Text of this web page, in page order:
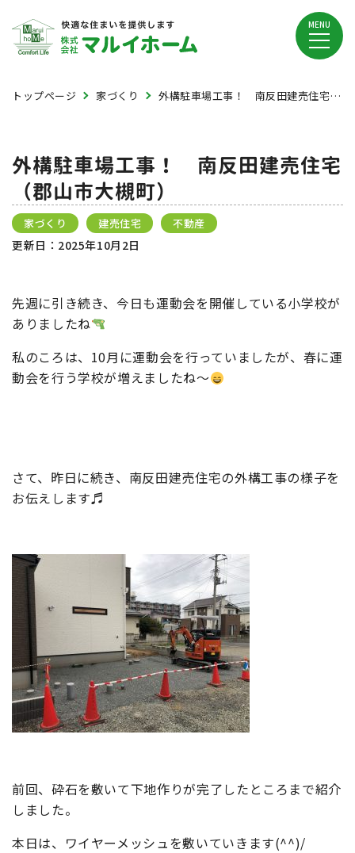
MENU
トップページ 家づくり 外構駐車場工事！ 南反田建売住宅（郡山市大槻町）
外構駐車場工事！ 南反田建売住宅
（郡山市大槻町）
家づくり 建売住宅 不動産
更新日： 2025年10月2日
先週に引き続き、今日も運動会を開催している小学校が
ありましたね
私のころは、10月に運動会を行っていましたが、春に運
動会を行う学校が増えましたね～
さて、昨日に続き、南反田建売住宅の外構工事の様子を
お伝えします♬
前回、砕石を敷いて下地作りが完了したところまで紹介
しました。
本日は、ワイヤーメッシュを敷いていきます(^^)/